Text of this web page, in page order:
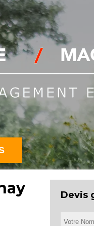
Devis